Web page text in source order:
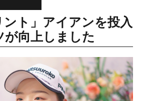
ント」アイアンを投入
が向上しました